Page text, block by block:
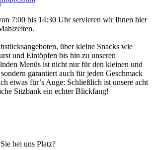
7:00 bis 14:30 Uhr servieren wir Ihnen hier
über kleine Snacks wie
und Eintöpfen bis hin zu unseren
Menüs ist nicht nur für den kleinen und
garantiert auch für jeden Geschmack
etwas für’s Auge: Schließlich ist unsere acht
Sitzbank ein echter Blickfang!
bei uns Platz?